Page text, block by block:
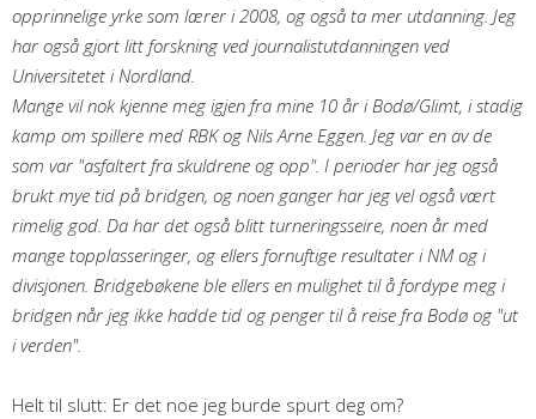
opprinnelige yrke som lærer i 2008, og også ta mer utdanning. Jeg
har også gjort litt forskning ved journalistutdanningen ved
Universitetet i Nordland.
Mange vil nok kjenne meg igjen fra mine 10 år i Bodø/Glimt, i stadig
kamp om spillere med RBK og Nils Arne Eggen. Jeg var en av de
som var "asfaltert fra skuldrene og opp". I perioder har jeg også
brukt mye tid på bridgen, og noen ganger har jeg vel også vært
rimelig god. Da har det også blitt turneringsseire, noen år med
mange topplasseringer, og ellers fornuftige resultater i NM og i
divisjonen. Bridgebøkene ble ellers en mulighet til å fordype meg i
bridgen når jeg ikke hadde tid og penger til å reise fra Bodø og "ut
i verden".
Helt til slutt: Er det noe jeg burde spurt deg om?